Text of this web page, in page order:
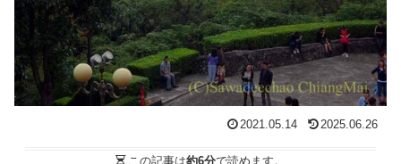
2021.05.14 2025.06.26
この記事は約6分で読めます。